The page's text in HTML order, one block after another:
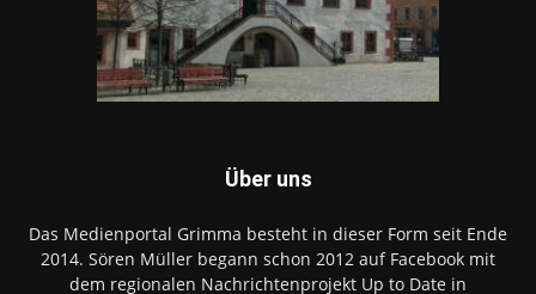
Über uns
Das Medienportal Grimma besteht in dieser Form seit Ende
2014. Sören Müller begann schon 2012 auf Facebook mit
dem regionalen Nachrichtenprojekt Up to Date in